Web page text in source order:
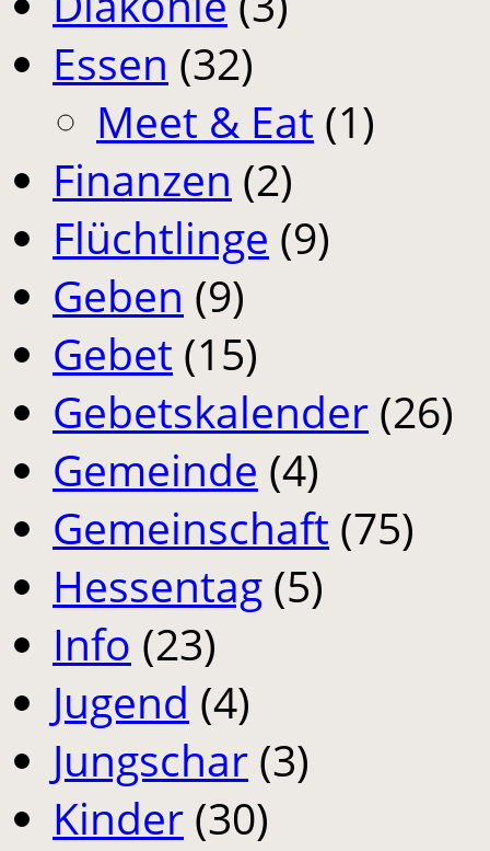
Essen (32)
Meet & Eat (1)
Finanzen (2)
Flüchtlinge (9)
Geben (9)
Gebet (15)
Gebetskalender (26)
Gemeinde (4)
Gemeinschaft (75)
Hessentag (5)
Info (23)
Jugend (4)
Jungschar (3)
Kinder (30)